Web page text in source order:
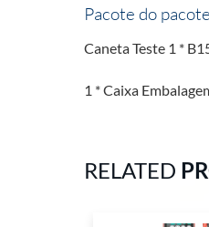
Pacote do
Caneta Teste 1 *
1 * Caixa
RELATED